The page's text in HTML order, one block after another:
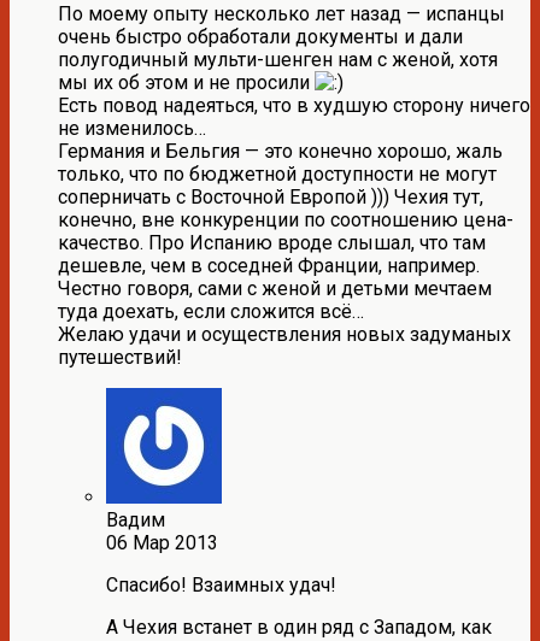
По моему опыту несколько лет назад — испанцы
очень быстро обработали документы и дали
полугодичный мульти-шенген нам с женой, хотя
мы их об этом и не просили
Есть повод надеяться, что в худшую сторону ничего
не изменилось…
Германия и Бельгия — это конечно хорошо, жаль
только, что по бюджетной доступности не могут
соперничать с Восточной Европой ))) Чехия тут,
конечно, вне конкуренции по соотношению цена-
качество. Про Испанию вроде слышал, что там
дешевле, чем в соседней Франции, например.
Честно говоря, сами с женой и детьми мечтаем
туда доехать, если сложится всё…
Желаю удачи и осуществления новых задуманых
путешествий!
Вадим
06 Мар 2013
Спасибо! Взаимных удач!
А Чехия встанет в один ряд с Западом, как